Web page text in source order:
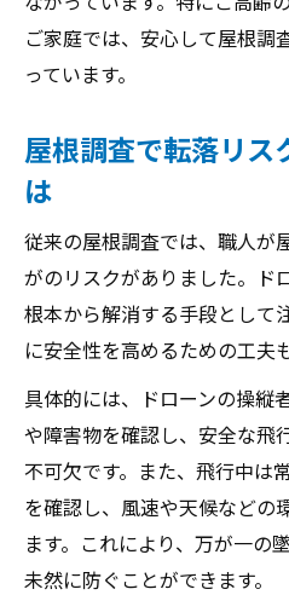
談ください。
ご家庭では、安心して屋根調
っています。
屋根調査で転落リス
は
従来の屋根調査では、職人が
がのリスクがありました。ド
根本から解消する手段として
に安全性を高めるための工夫
具体的には、ドローンの操縦
や障害物を確認し、安全な飛
不可欠です。また、飛行中は
を確認し、風速や天候などの
ます。これにより、万が一の
未然に防ぐことができます。